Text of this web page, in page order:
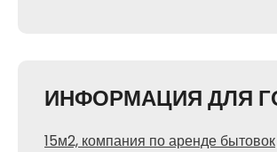
ИНФОРМАЦИЯ ДЛЯ
15м2, компания по аренде бытовок